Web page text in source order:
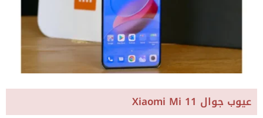
عيوب جوال Xiaomi Mi 11